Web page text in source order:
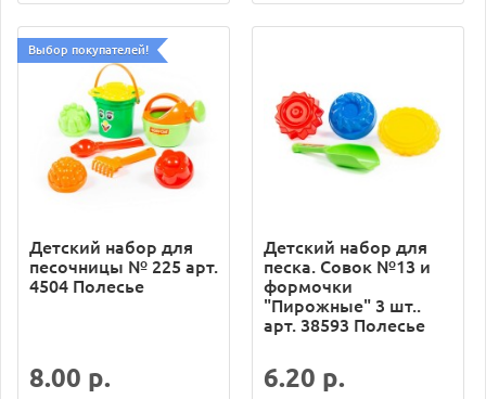
Выбор покупателей!
Детский набор для
песочницы № 225 арт.
4504 Полесье
8.00 р.
Детский набор для
песка. Совок №13 и
формочки
"Пирожные" 3 шт..
арт. 38593 Полесье
6.20 р.